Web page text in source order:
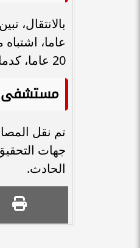
20 عاما، كدمات بالجسم، وحبيبة خالد محمد 21 عاما، كدمات بالجسم
مستشفى
تم نقل
جهات
الحادث.